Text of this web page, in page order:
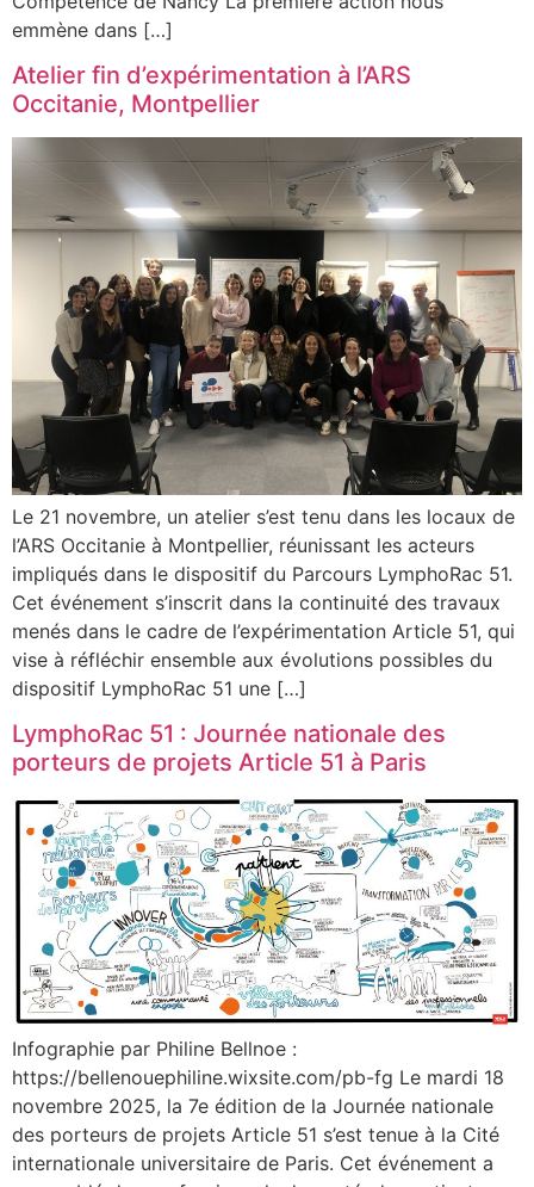
emmène dans […]
Atelier fin d’expérimentation à l’ARS
Occitanie, Montpellier
Le 21 novembre, un atelier s’est tenu dans les locaux de
l’ARS Occitanie à Montpellier, réunissant les acteurs
impliqués dans le dispositif du Parcours LymphoRac 51.
Cet événement s’inscrit dans la continuité des travaux
menés dans le cadre de l’expérimentation Article 51, qui
vise à réfléchir ensemble aux évolutions possibles du
dispositif LymphoRac 51 une […]
LymphoRac 51 : Journée nationale des
porteurs de projets Article 51 à Paris
Infographie par Philine Bellnoe :
https://bellenouephiline.wixsite.com/pb-fg Le mardi 18
novembre 2025, la 7e édition de la Journée nationale
des porteurs de projets Article 51 s’est tenue à la Cité
internationale universitaire de Paris. Cet événement a